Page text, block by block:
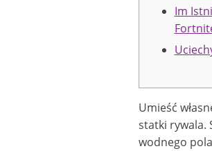
Im
Umieść
statki rywala.
wodnego